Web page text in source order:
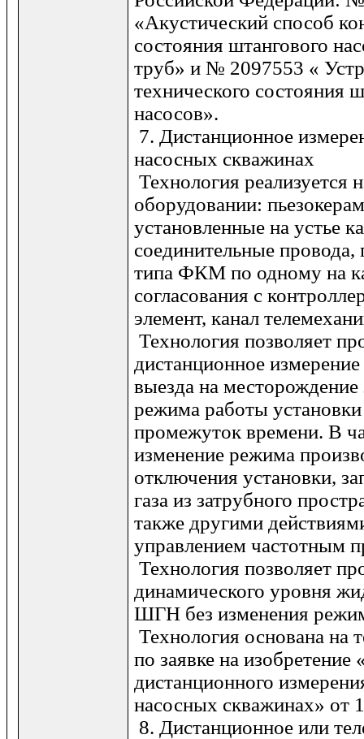
«Акустический способ
состояния штангового
труб» и № 2097553 «
технического состояния
насосов».
7. Дистанционное
насосных скважинах
Технология реализуется
оборудовании:
установленные на устье
соединительные
типа ФКМ по одному на
согласования с
элемент, канал
Технология позволяет
дистанционное
выезда на месторождение
режима работы
промежуток времени. В
изменение режима
отключения установки,
газа из затрубного
также другими
управлением частотным
Технология позволяет
динамического уровня
ШГН без изменения
Технология основана на
по заявке на изобретение
дистанционного
насосных скважинах» от
8. Дистанционное или